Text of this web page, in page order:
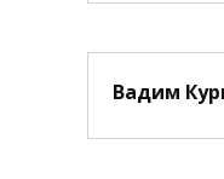
Вадим